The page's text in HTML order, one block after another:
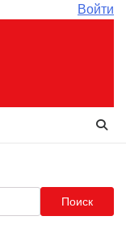
Войти
Поиск